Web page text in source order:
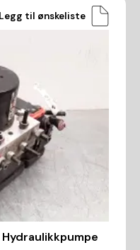
Legg til ønskeliste
Hydraulikkpumpe